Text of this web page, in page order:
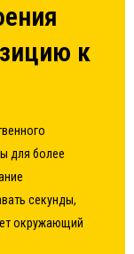
к
для более
секунды,
окружающий